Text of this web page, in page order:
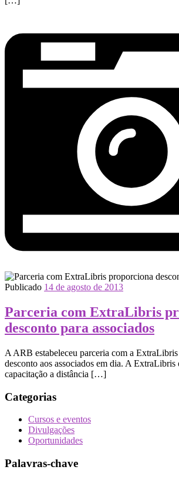
Publicado 14 de agosto de 2013
Parceria com ExtraLibris
desconto para associados
A ARB estabeleceu parceria com a
desconto aos associados em dia. A ExtraLibris
capacitação a distância […]
Categorias
Cursos e eventos
Divulgações
Oportunidades
Palavras-chave